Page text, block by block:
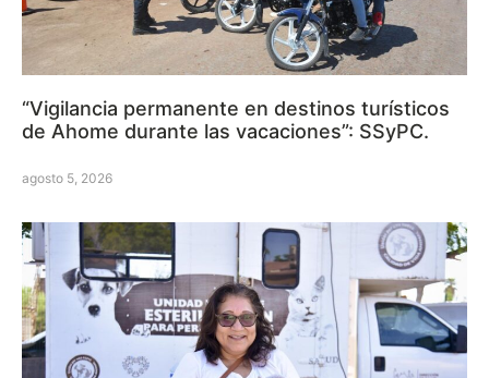
“Vigilancia permanente en destinos turísticos
de Ahome durante las vacaciones”: SSyPC.
agosto 5, 2026